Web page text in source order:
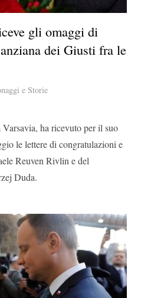
gli omaggi di
dei Giusti fra le
e Storie
ha ricevuto per il suo
le lettere di congratulazioni e
Reuven Rivlin e del
Duda.